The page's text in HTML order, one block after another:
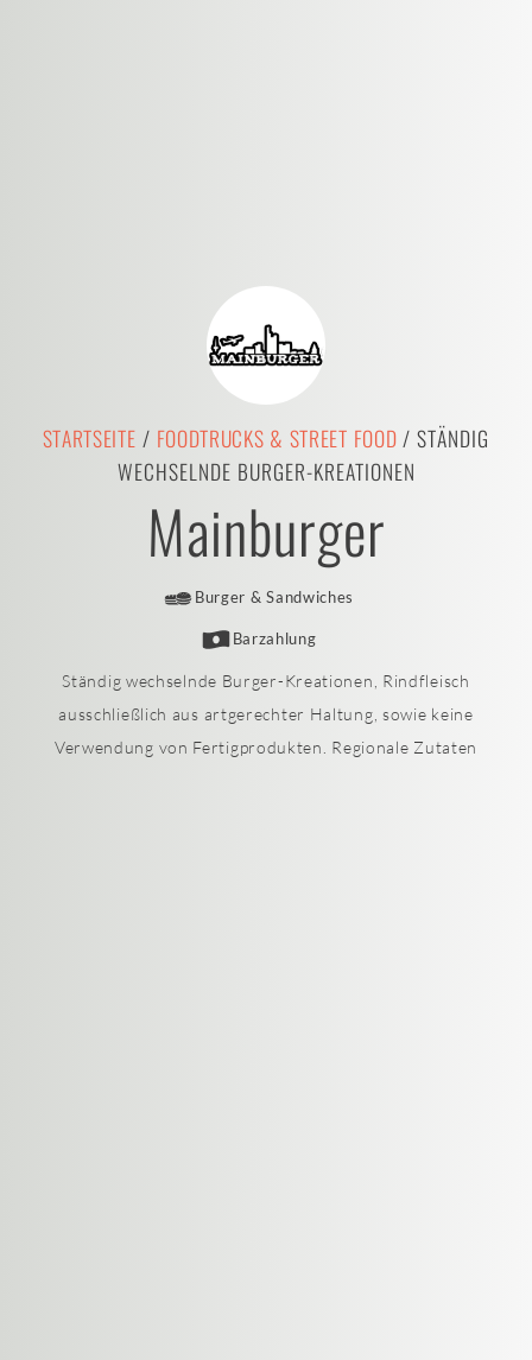
STARTSEITE / FOODTRUCKS & STREET FOOD/ STÄNDIG
WECHSELNDE BURGER-KREATIONEN
Mainburger
Burger & Sandwiches
Barzahlung
Ständig wechselnde Burger-Kreationen, Rindfleisch
ausschließlich aus artgerechter Haltung, sowie keine
Verwendung von Fertigprodukten. Regionale Zutaten